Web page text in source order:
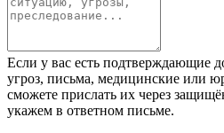
Если у вас есть
угроз, письма, медицинские или
сможете прислать их через
укажем в ответном письме.